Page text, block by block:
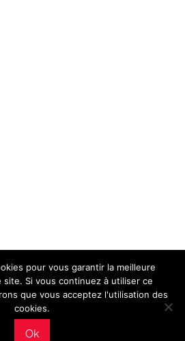
Donovan by ThemeZee.
pour vous garantir la meilleure
Si vous continuez à utiliser ce
que vous acceptez l'utilisation des
cookies.
Ok